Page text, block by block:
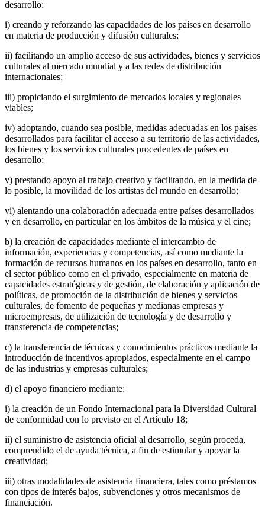
desarrollo:
i) creando y reforzando las capacidades de los países en desarrollo
en materia de producción y difusión culturales;
ii) facilitando un amplio acceso de sus actividades, bienes y servicios
culturales al mercado mundial y a las redes de distribución
internacionales;
iii) propiciando el surgimiento de mercados locales y regionales
viables;
iv) adoptando, cuando sea posible, medidas adecuadas en los países
desarrollados para facilitar el acceso a su territorio de las actividades,
los bienes y los servicios culturales procedentes de países en
desarrollo;
v) prestando apoyo al trabajo creativo y facilitando, en la medida de
lo posible, la movilidad de los artistas del mundo en desarrollo;
vi) alentando una colaboración adecuada entre países desarrollados
y en desarrollo, en particular en los ámbitos de la música y el cine;
b) la creación de capacidades mediante el intercambio de
información, experiencias y competencias, así como mediante la
formación de recursos humanos en los países en desarrollo, tanto en
el sector público como en el privado, especialmente en materia de
capacidades estratégicas y de gestión, de elaboración y aplicación de
políticas, de promoción de la distribución de bienes y servicios
culturales, de fomento de pequeñas y medianas empresas y
microempresas, de utilización de tecnología y de desarrollo y
transferencia de competencias;
c) la transferencia de técnicas y conocimientos prácticos mediante la
introducción de incentivos apropiados, especialmente en el campo
de las industrias y empresas culturales;
d) el apoyo financiero mediante:
i) la creación de un Fondo Internacional para la Diversidad Cultural
de conformidad con lo previsto en el Artículo 18;
ii) el suministro de asistencia oficial al desarrollo, según proceda,
comprendido el de ayuda técnica, a fin de estimular y apoyar la
creatividad;
iii) otras modalidades de asistencia financiera, tales como préstamos
con tipos de interés bajos, subvenciones y otros mecanismos de
financiación.